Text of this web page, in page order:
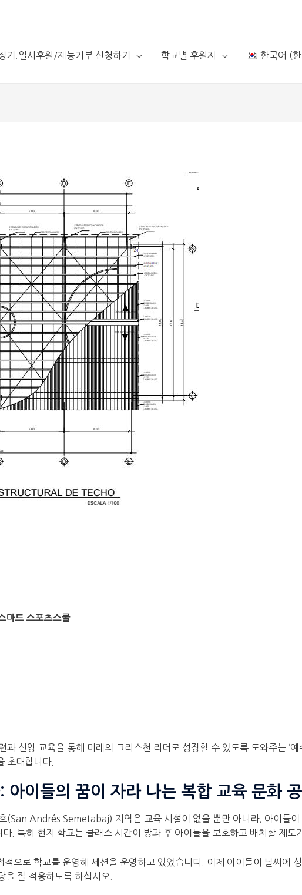
기.일시후원/재능기부 신청하기 학교별 후원자 한국어 (
마트 스포츠스쿨
신앙 교육을 통해 미래의 크리스천 리더로 성장할 수 있도록 도와주는 ‘
초대합니다.
이들의 꿈이 자라 나는 복합 교육 문화
(San Andrés Semetabaj) 지역은 교육 시설이 없을 뿐만 아니라, 아이들이
. 특히 현지 학교는 클래스 시간이 방과 후 아이들을 보호하고 배치할 제도
으로 학교를 운영해 세션을 운영하고 있었습니다. 이제 아이들이 날씨에
잘 적응하도록 하십시오.